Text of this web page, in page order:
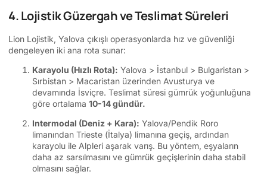
4. Lojistik Güzergah ve Teslimat Süreleri
Lion Lojistik, Yalova çıkışlı operasyonlarda hız ve güvenliği
dengeleyen iki ana rota sunar:
Karayolu (Hızlı Rota): Yalova > İstanbul > Bulgaristan >
Sırbistan > Macaristan üzerinden Avusturya ve
devamında İsviçre. Teslimat süresi gümrük yoğunluğuna
göre ortalama 10-14 gündür.
Intermodal (Deniz + Kara): Yalova/Pendik Roro
limanından Trieste (İtalya) limanına geçiş, ardından
karayolu ile Alpleri aşarak varış. Bu yöntem, eşyaların
daha az sarsılmasını ve gümrük geçişlerinin daha stabil
olmasını sağlar.